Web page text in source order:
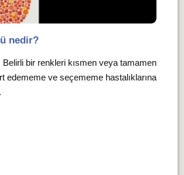
nedir?
Belirli bir renkleri kısmen veya tamamen
edememe ve seçememe hastalıklarına